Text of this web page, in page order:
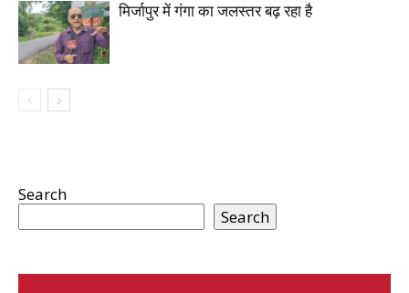
मिर्जापुर में गंगा का जलस्तर बढ़ रहा है
Search
Search